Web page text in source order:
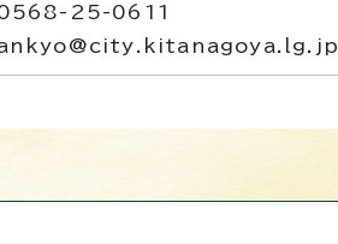
0568-25-0611
kankyo@city.kitanagoya.lg.jp